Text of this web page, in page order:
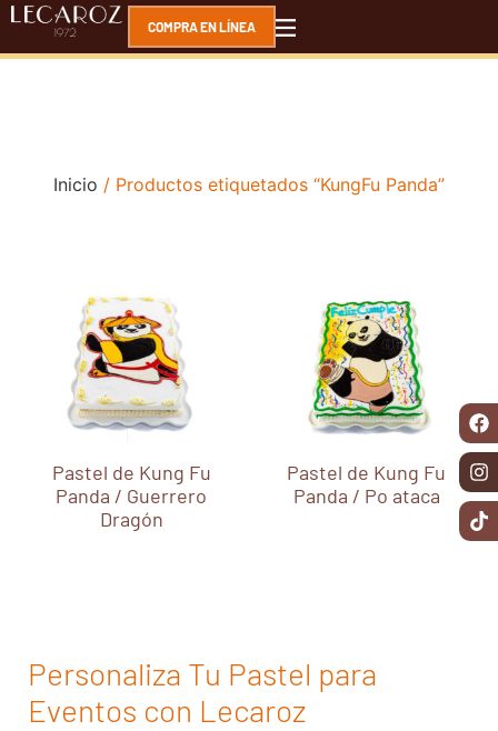
COMPRA EN LÍNEA
Inicio / Productos etiquetados “KungFu Panda”
Pastel de Kung Fu
Panda / Guerrero
Dragón
Pastel de Kung Fu
Panda / Po ataca
Personaliza Tu Pastel para
Eventos con Lecaroz